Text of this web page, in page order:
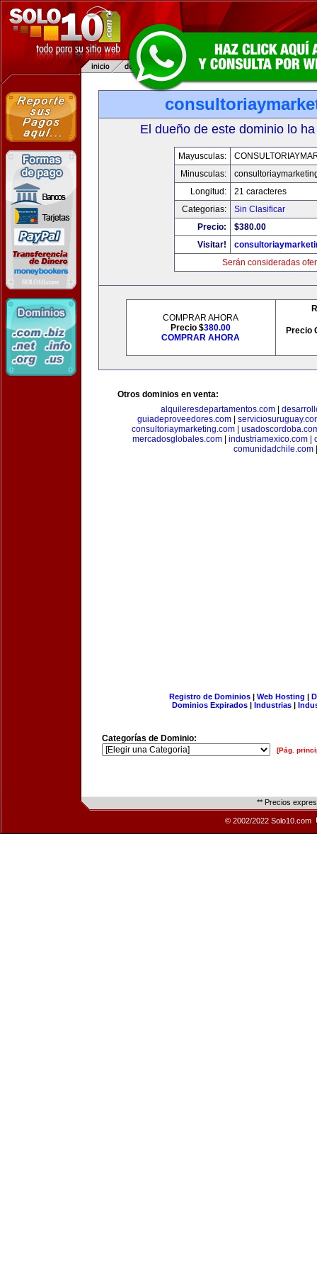
El dueño de este dominio lo
Mayusculas:
Minusculas:
Longitud:
21 caracteres
Categorias:
Sin Clasificar
Precio:
$380.00
Visitar!
Serán consideradas
COMPRAR AHORA
Precio $380.00
COMPRAR AHORA
Precio
Otros dominios en venta:
alquileresdepartamentos.com
guiadeproveedores.com|
consultoriaymarketing.com
mercadosglobales.com| industriamexico.com|
comunidadchile.com|
Registro de Dominios| Web Hosting |
Dominios Expirados | Industrias |
Categorías de Dominio:
[Pág.
** Precios
© 2002/2022 Solo10.com